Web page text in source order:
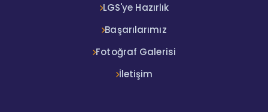
LGS'ye Hazırlık
Başarılarımız
Fotoğraf Galerisi
İletişim